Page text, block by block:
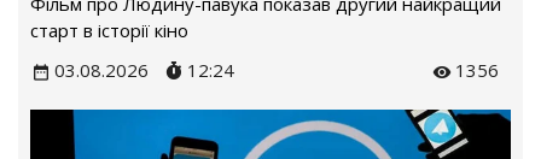
старт в історії кіно
03.08.2026
12:24 1356